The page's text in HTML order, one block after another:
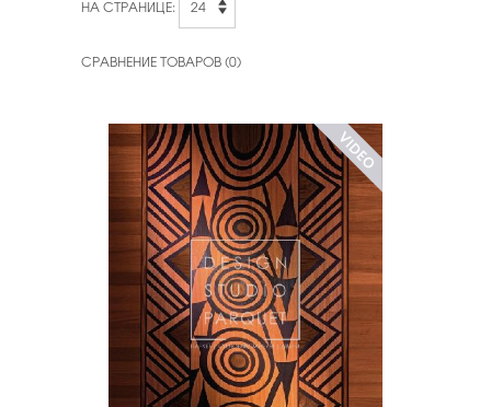
НА СТРАНИЦЕ:
СРАВНЕНИЕ ТОВАРОВ (0)